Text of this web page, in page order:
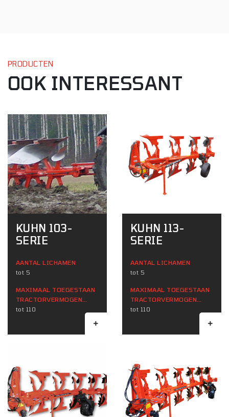
PRODUCTEN
OOK INTERESSANT
KUHN 103-
SERIE
AANTAL LICHAMEN
tot 5
MAXIMAAL TOEGESTAAN ​​
TRACTORVERMOGEN
(KW)
tot 110
KUHN 113-
SERIE
AANTAL LICHAMEN
tot 5
MAXIMAAL TOEGESTAAN ​​
TRACTORVERMOGEN
(KW)
tot 110